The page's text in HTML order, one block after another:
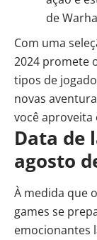
de
Com uma
2024 promete
tipos de
novas
você aproveita
Data de
agosto
À medida que
games se
emocionantes